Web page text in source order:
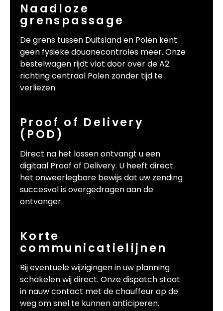
Naadloze
grenspassage
De grens tussen Duitsland en Polen kent
geen fysieke douanecontroles meer. Onze
bestelwagen rijdt vlot door over de A2
richting centraal Polen zonder tijd te
verliezen.
Proof of Delivery
(POD)
Direct na het lossen ontvangt u een
digitaal Proof of Delivery. U heeft direct
het onweerlegbare bewijs dat uw zending
succesvol is overgedragen aan de
ontvanger.
Korte
communicatielijnen
Bij eventuele wijzigingen in uw planning
schakelen wij direct. Onze dispatch staat
in nauw contact met de chauffeur op de
weg om snel te kunnen anticiperen.